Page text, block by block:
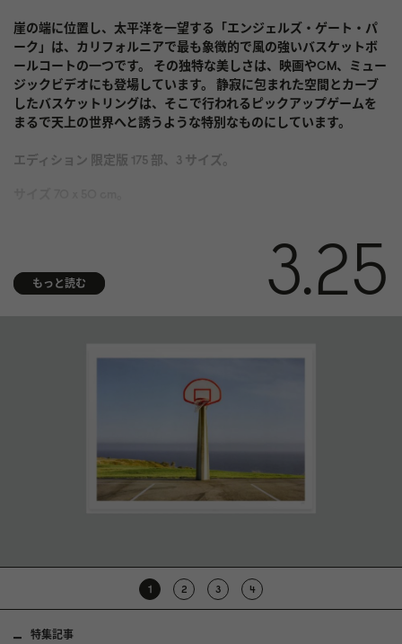
崖の端に位置し、太平洋を一望する「エンジェルズ・ゲート・パ
ーク」は、カリフォルニアで最も象徴的で風の強いバスケットボ
ールコートの一つです。 その独特な美しさは、映画やCM、ミュー
ジックビデオにも登場しています。 静寂に包まれた空間とカーブ
したバスケットリングは、そこで行われるピックアップゲームを
まるで天上の世界へと誘うような特別なものにしています。
エディション 限定版 175 部、3 サイズ。
Rag® Bright White にアーカイブ顔料プリント。ISO 9706 美術館品
仕上げ 右下隅に番号
額装 額装は付属しません。スウェーデンのお客様限定で額装サー
ビスを提供しています。ガラスの額装は壊れやすいため、海外へ
製作されます。発送までに最大 14 日ほどかかります
発売日 2024 年 6 月 17 日
もっと読む 3.25
1 2 3 4
特集記事